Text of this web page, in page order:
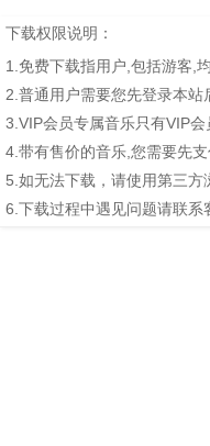
下载权限说明：
1.免费下载指用户,包括游客,
2.普通用户需要您先登录本站
3.VIP会员专属音乐只有VIP会
4.带有售价的音乐,您需要先
5.如无法下载，请使用第三方
6.下载过程中遇见问题请联系